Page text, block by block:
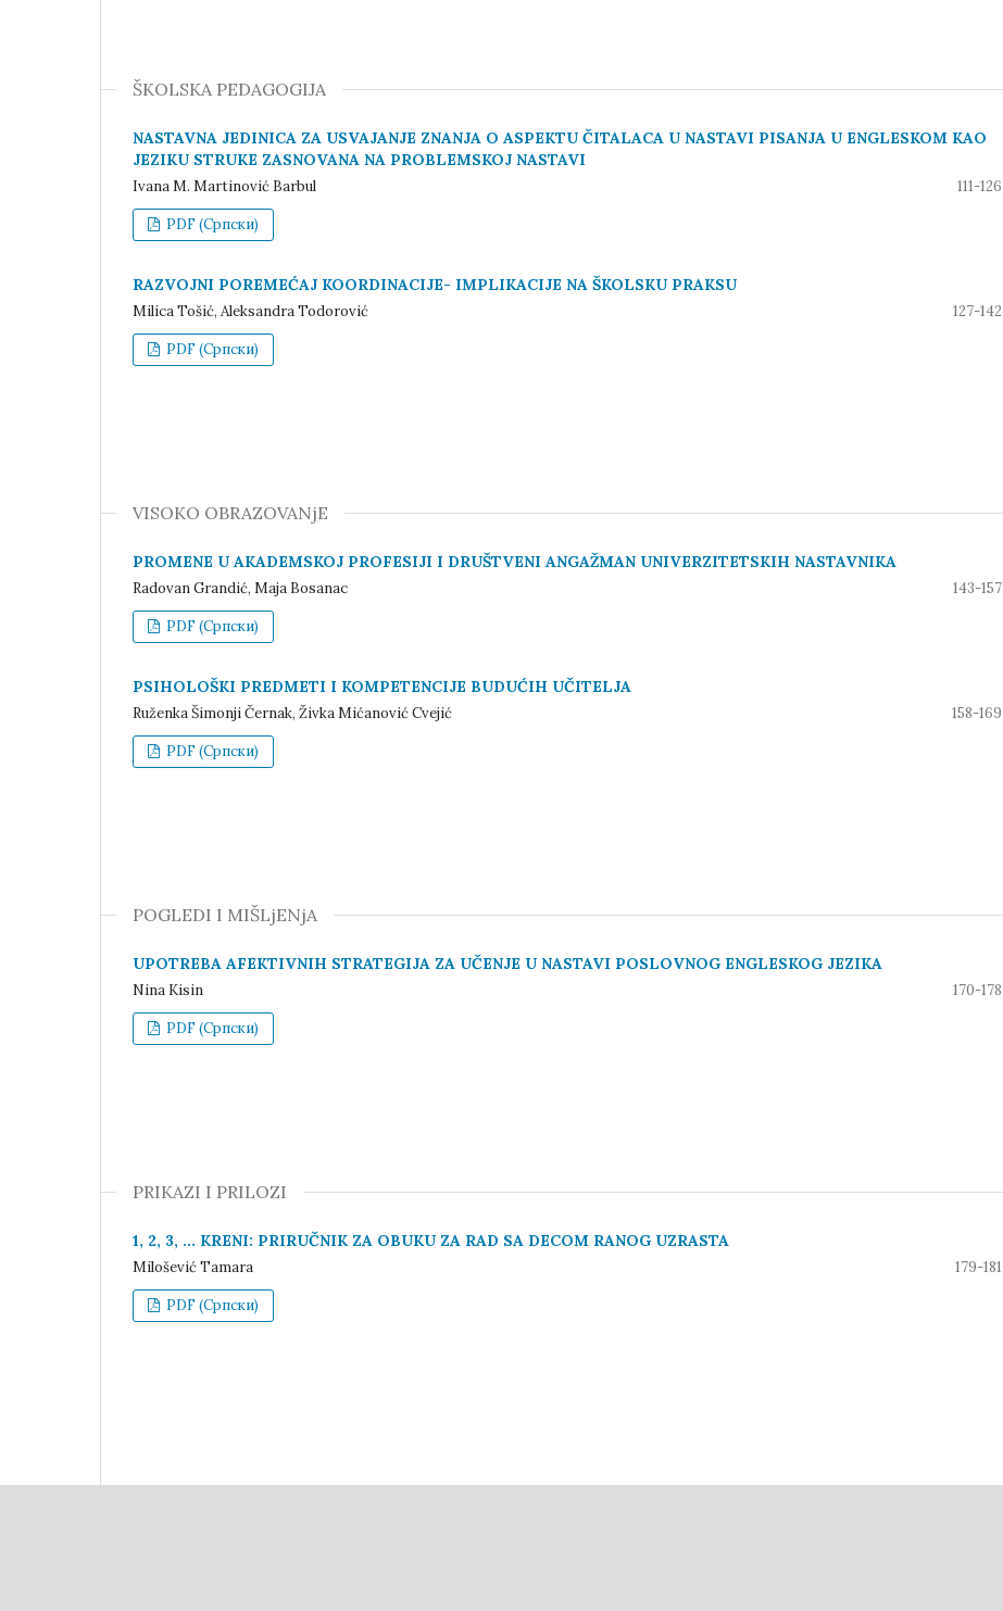
ŠKOLSKA PEDAGOGIJA
NASTAVNA JEDINICA ZA USVAJANJE ZNANJA O ASPEKTU ČITALACA U NASTAVI PISANJA U ENGLESKOM KAO
JEZIKU STRUKE ZASNOVANA NA PROBLEMSKOJ NASTAVI
Ivana M. Martinović Barbul 111-126
PDF (Cрпски)
RAZVOJNI POREMEĆAJ KOORDINACIJE- IMPLIKACIJE NA ŠKOLSKU PRAKSU
Milica Tošić, Aleksandra Todorović 127-142
PDF (Cрпски)
VISOKO OBRAZOVANјE
PROMENE U AKADEMSKOJ PROFESIJI I DRUŠTVENI ANGAŽMAN UNIVERZITETSKIH NASTAVNIKA
Radovan Grandić, Maja Bosanac 143-157
PDF (Cрпски)
PSIHOLOŠKI PREDMETI I KOMPETENCIJE BUDUĆIH UČITELJA
Ruženka Šimonji Černak, Živka Mićanović Cvejić 158-169
PDF (Cрпски)
POGLEDI I MIŠLjENjA
UPOTREBA AFEKTIVNIH STRATEGIJA ZA UČENJE U NASTAVI POSLOVNOG ENGLESKOG JEZIKA
Nina Kisin 170-178
PDF (Cрпски)
PRIKAZI I PRILOZI
1, 2, 3, ... KRENI: PRIRUČNIK ZA OBUKU ZA RAD SA DECOM RANOG UZRASTA
Milošević Tamara 179-181
PDF (Cрпски)